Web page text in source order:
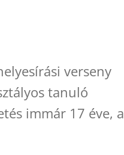
verseny
tanuló
immár 17 éve, a